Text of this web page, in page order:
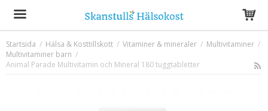
Produkten har blivit tillagd i varukorgen
Startsida / Hälsa & Kosttillskott / Vitaminer & mineraler / Multivitaminer /
Multivitaminer barn /
Animal Parade Multivitamin och Mineral 180 tuggtabletter